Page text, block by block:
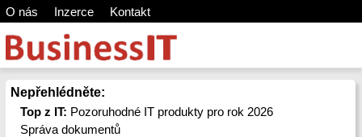
O nás Inzerce Kontakt
Nepřehlédněte:
Top z IT: Pozoruhodné IT produkty pro rok 2026
Správa dokumentů